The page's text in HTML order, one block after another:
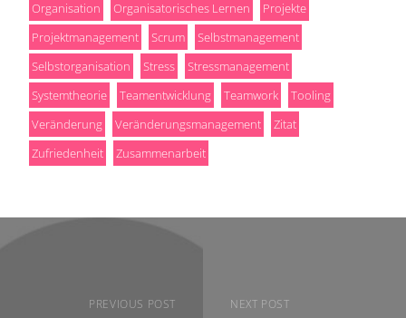
Organisation
Organisatorisches Lernen
Projekte
Projektmanagement
Scrum
Selbstmanagement
Selbstorganisation
Stress
Stressmanagement
Systemtheorie
Teamentwicklung Teamwork
Tooling
Veränderung
Veränderungsmanagement
Zitat
Zufriedenheit
Zusammenarbeit
PREVIOUS POST NEXT POST